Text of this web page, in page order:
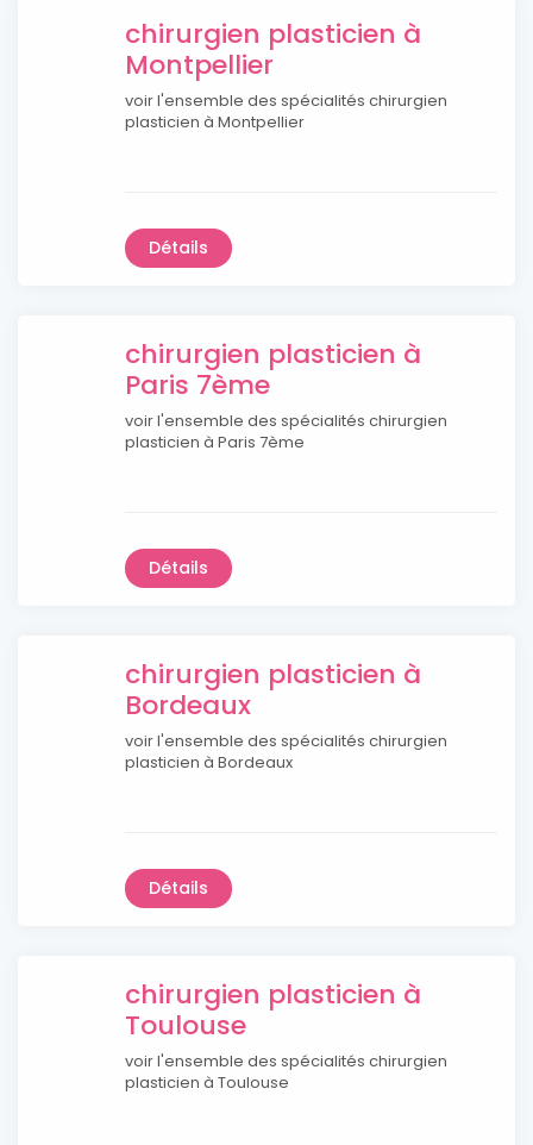
chirurgien plasticien à
Montpellier
voir l'ensemble des spécialités chirurgien
plasticien à Montpellier
Détails
chirurgien plasticien à
Paris 7ème
voir l'ensemble des spécialités chirurgien
plasticien à Paris 7ème
Détails
chirurgien plasticien à
Bordeaux
voir l'ensemble des spécialités chirurgien
plasticien à Bordeaux
Détails
chirurgien plasticien à
Toulouse
voir l'ensemble des spécialités chirurgien
plasticien à Toulouse